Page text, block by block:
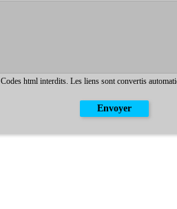
Codes html interdits. Les liens sont convertis